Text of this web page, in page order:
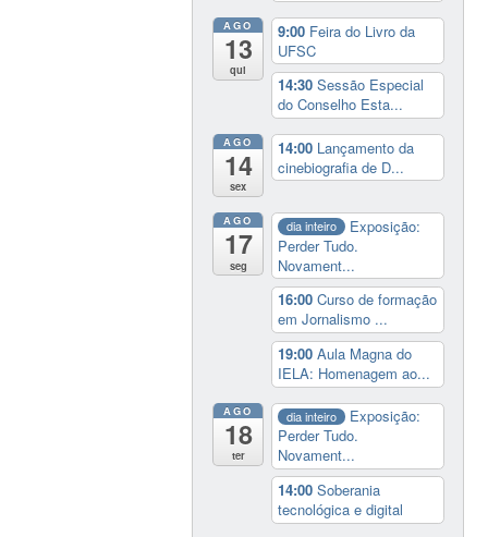
AGO
13
qui
9:00 Feira do Livro da
UFSC
14:30Sessão Especial
do Conselho Esta...
AGO
14
sex
14:00 Lançamento da
cinebiografia de D...
AGO
17
seg
dia inteiro
Exposição:
Perder Tudo.
Novament...
16:00Curso de formação
em Jornalismo ...
19:00Aula Magna do
IELA: Homenagem ao...
AGO
18
ter
dia inteiro
Exposição:
Perder Tudo.
Novament...
14:00Soberania
tecnológica e digital